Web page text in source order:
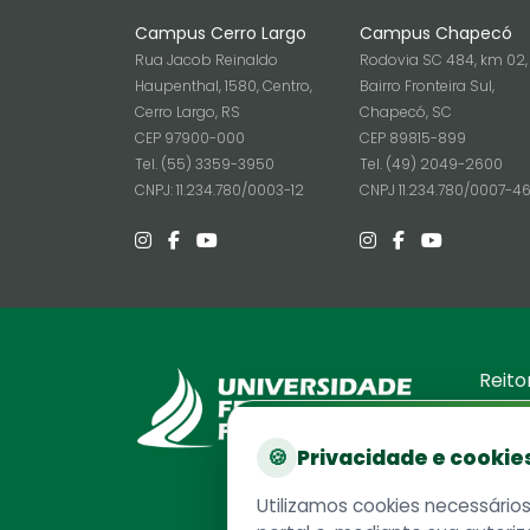
Campus Cerro Largo
Rua Jacob Reinaldo
Haupenthal, 1580, Centro,
Cerro Largo, RS
CEP 97900-000
Tel. (55) 3359-3950
CNPJ: 11.234.780/0003-12
Campus Chapecó
Rodovia SC 484, km 02,
Bairro Fronteira Sul,
Chapecó, SC
CEP 89815-899
Tel. (49) 2049-2600
CNPJ 11.234.780/0007-46
CEP
🍪 Privacidade e
Utilizamos cookies